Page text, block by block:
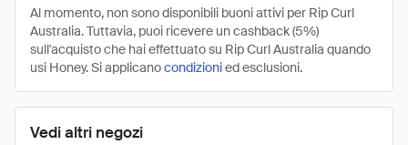
Vedi altri negozi
Al momento, non sono disponibili buoni attivi per Rip Curl
Australia. Tuttavia, puoi ricevere un cashback (5%)
sull'acquisto che hai effettuato su Rip Curl Australia quando
usi Honey. Si applicanocondizionied esclusioni.